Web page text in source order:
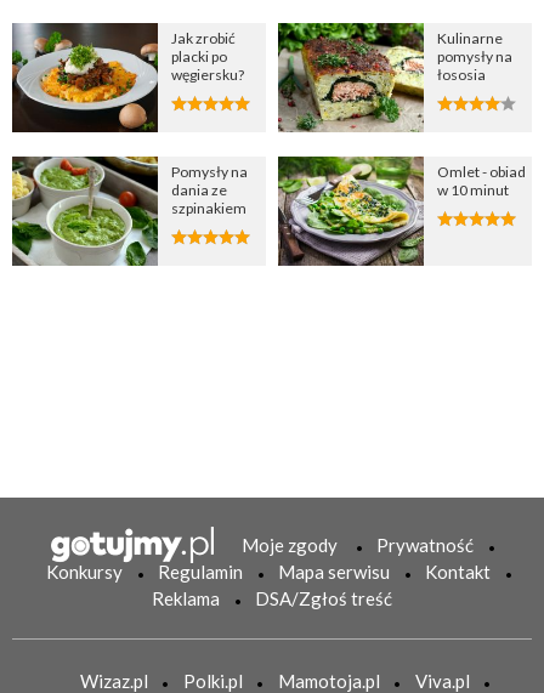
Jak zrobić
placki po
węgiersku?
Pomysły na
dania ze
szpinakiem
Kulinarne
pomysły na
łososia
Omlet - obiad
w 10 minut
Moje zgody
Prywatność
Konkursy
Regulamin Mapa serwisu
Kontakt
Reklama
DSA/Zgłoś treść
Wizaz.pl Polki.pl Mamotoja.pl
Viva.pl